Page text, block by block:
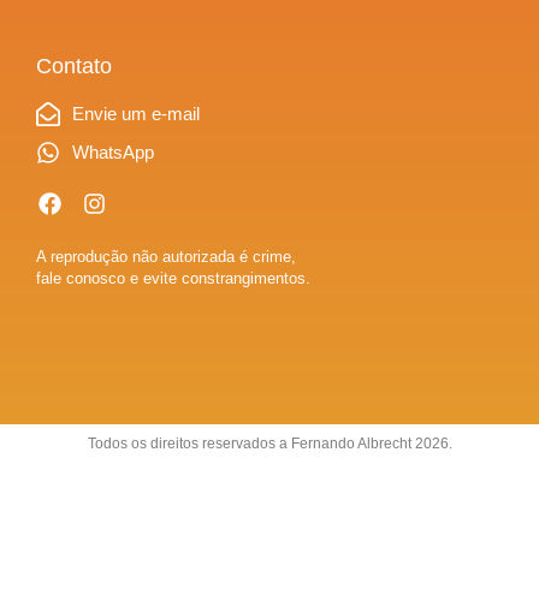
Contato
Envie um e-mail
WhatsApp
A reprodução não autorizada é crime,
fale conosco e evite constrangimentos.
Todos os direitos reservados a Fernando Albrecht 2026.